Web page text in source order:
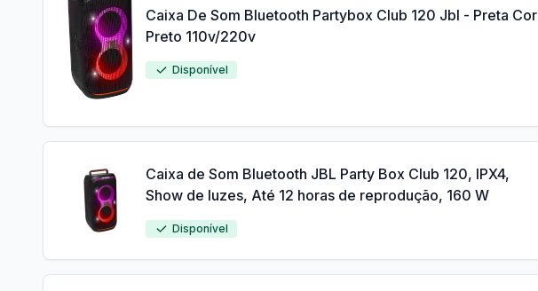
Caixa De Som Bluetooth Partybox Club 120 Jbl - Preta Cor
Preto 110v/220v
Disponível
Caixa de Som Bluetooth JBL Party Box Club 120, IPX4,
Show de luzes, Até 12 horas de reprodução, 160 W
Disponível